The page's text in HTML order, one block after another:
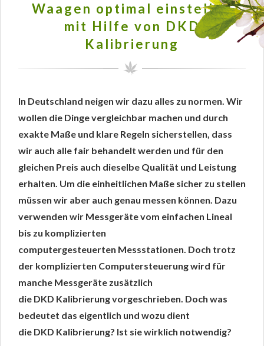
Waagen optimal einstellen
mit Hilfe von DKD
Kalibrierung
In Deutschland neigen wir dazu alles zu normen. Wir
wollen die Dinge vergleichbar machen und durch
exakte Maße und klare Regeln sicherstellen, dass
wir auch alle fair behandelt werden und für den
gleichen Preis auch dieselbe Qualität und Leistung
erhalten. Um die einheitlichen Maße sicher zu stellen
müssen wir aber auch genau messen können. Dazu
verwenden wir Messgeräte vom einfachen Lineal
bis zu komplizierten
computergesteuerten Messstationen. Doch trotz
der komplizierten Computersteuerung wird für
manche Messgeräte zusätzlich
die DKD Kalibrierung vorgeschrieben. Doch was
bedeutet das eigentlich und wozu dient
die DKD Kalibrierung? Ist sie wirklich notwendig?